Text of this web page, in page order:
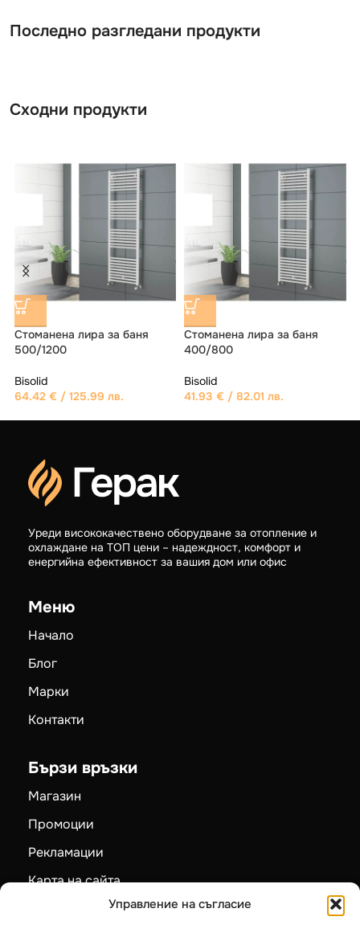
Управление на съгласие
Последно разгледани продукти
Сходни продукти
Стоманена лира за баня
500/1200
Bisolid
64.42 € / 125.99 лв.
Стоманена лира за баня
400/800
Bisolid
41.93€ / 82.01 лв.
Уреди висококачествено оборудване за отопление и
охлаждане на ТОП цени – надеждност, комфорт и
енергийна ефективност за вашия дом или офис
Меню
Начало
Блог
Марки
Контакти
Бързи връзки
Магазин
Промоции
Рекламации
Карта на сайта